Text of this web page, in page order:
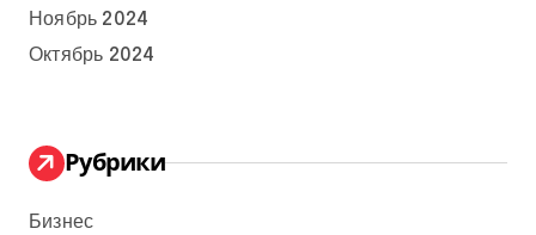
Ноябрь 2024
Октябрь 2024
Рубрики
Бизнес